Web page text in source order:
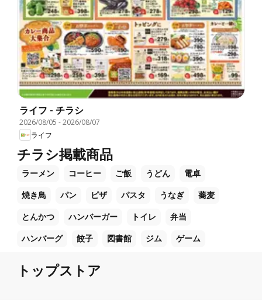
ライフ - チラシ
2026/08/05 -2026/08/07
ライフ
チラシ掲載商品
ラーメン コーヒー ご飯 うどん 電卓
焼き鳥 パン ピザ パスタ うなぎ 蕎麦
とんかつ ハンバーガー トイレ 弁当
ハンバーグ 餃子 図書館 ジム ゲーム
トップストア